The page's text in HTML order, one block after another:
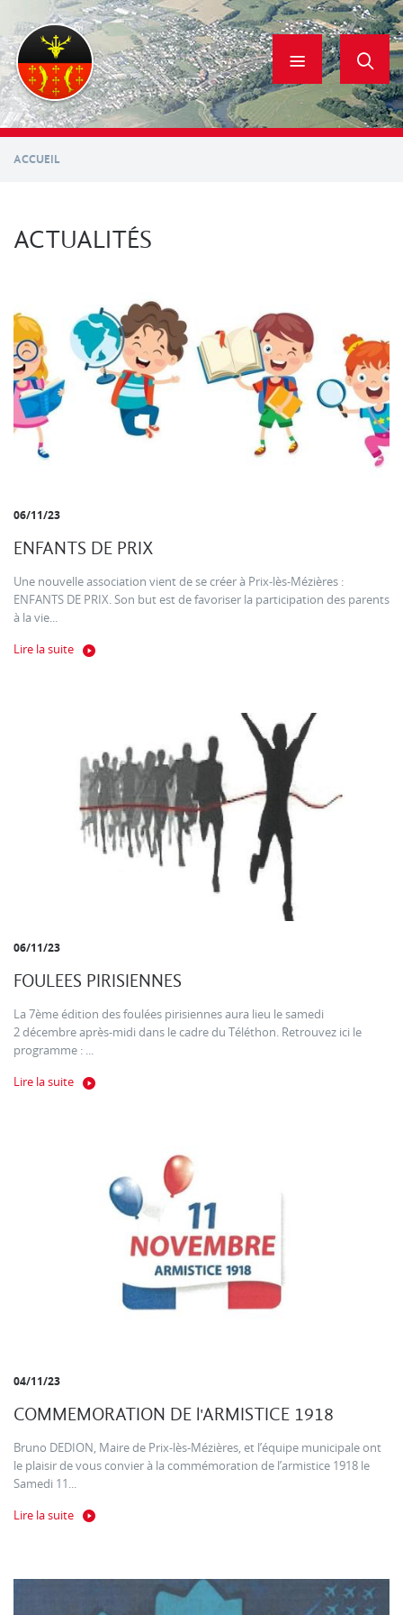
contenu
principal
ACCUEIL
ACTUALITÉS
06/11/23
ENFANTS DE PRIX
Une nouvelle association vient de se créer à Prix-lès-Mézières :
ENFANTS DE PRIX. Son but est de favoriser la participation des parents
à la vie...
Lire la suite
06/11/23
FOULEES PIRISIENNES
La 7ème édition des foulées pirisiennes aura lieu le samedi
2 décembre après-midi dans le cadre du Téléthon. Retrouvez ici le
programme : ...
Lire la suite
04/11/23
COMMEMORATION DE l'ARMISTICE 1918
Bruno DEDION, Maire de Prix-lès-Mézières, et l’équipe municipale ont
le plaisir de vous convier à la commémoration de l’armistice 1918 le
Samedi 11...
Lire la suite